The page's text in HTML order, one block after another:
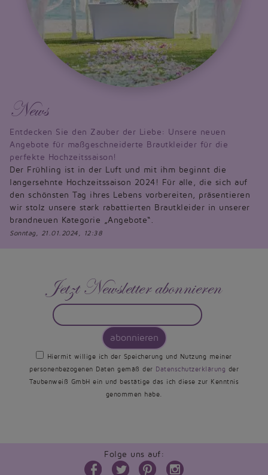
News
Entdecken Sie den Zauber der Liebe: Unsere neuen
Angebote für maßgeschneiderte Brautkleider für die
perfekte Hochzeitssaison!
Der Frühling ist in der Luft und mit ihm beginnt die
langersehnte Hochzeitssaison 2024! Für alle, die sich auf
den schönsten Tag ihres Lebens vorbereiten, präsentieren
wir stolz unsere stark rabattierten Brautkleider in unserer
brandneuen Kategorie „Angebote“.
Sonntag, 21.01.2024, 12:38
Jetzt Newsletter abonnieren
abonnieren
Hiermit willige ich der Speicherung und Nutzung meiner
personenbezogenen Daten gemäß der Datenschutzerklärung der
Taubenweiß GmbH ein und bestätige das ich diese zur Kenntnis
genommen habe.
Folge uns auf: